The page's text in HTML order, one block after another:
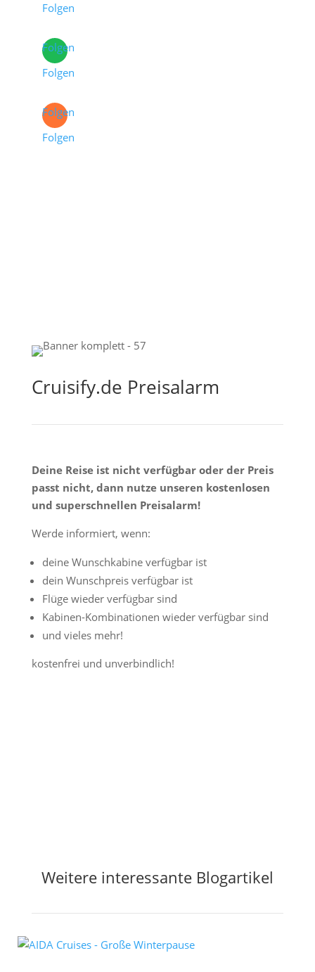
Folgen
Folgen
Folgen
Folgen
Folgen
Cruisify.de Preisalarm
Deine Reise ist nicht verfügbar oder der Preis
passt nicht, dann nutze unseren kostenlosen
und superschnellen Preisalarm!
Werde informiert, wenn:
deine Wunschkabine verfügbar ist
dein Wunschpreis verfügbar ist
Flüge wieder verfügbar sind
Kabinen-Kombinationen wieder verfügbar sind
und vieles mehr!
kostenfrei und unverbindlich!
Weitere interessante Blogartikel